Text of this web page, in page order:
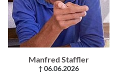
Manfred Staffler
† 06.06.2026